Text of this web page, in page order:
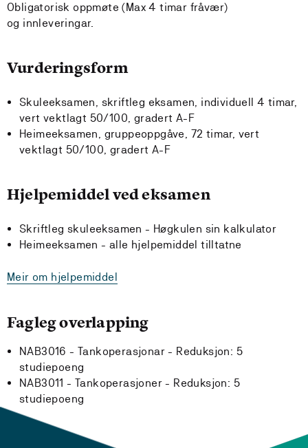
Obligatorisk oppmøte (Max 4 timar fråvær)
og innleveringar.
Vurderingsform
Skuleeksamen, skriftleg eksamen, individuell 4 timar,
vert vektlagt 50/100, gradert A-F
Heimeeksamen, gruppeoppgåve, 72 timar, vert
vektlagt 50/100, gradert A-F
Hjelpemiddel ved eksamen
Skriftleg skuleeksamen - Høgkulen sin kalkulator
Heimeeksamen - alle hjelpemiddel tilltatne
Meir om hjelpemiddel
Fagleg overlapping
NAB3016 - Tankoperasjonar - Reduksjon: 5
studiepoeng
NAB3011 - Tankoperasjoner - Reduksjon: 5
studiepoeng